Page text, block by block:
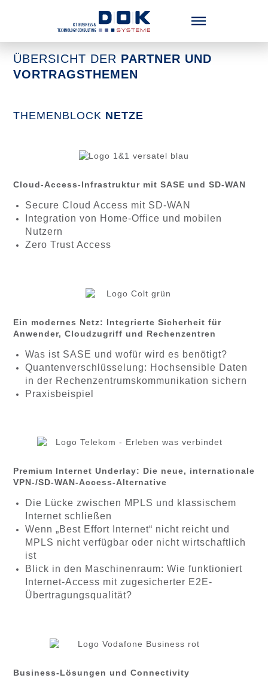
ÜBERSICHT DER PARTNER UND
VORTRAGSTHEMEN
THEMENBLOCK NETZE
Cloud-Access-Infrastruktur mit SASE und SD-WAN
Secure Cloud Access mit SD-WAN
Integration von Home-Office und mobilen
Nutzern
Zero Trust Access
Ein modernes Netz: Integrierte Sicherheit für
Anwender, Cloudzugriff und Rechenzentren
Was ist SASE und wofür wird es benötigt?
Quantenverschlüsselung: Hochsensible Daten
in der Rechenzentrumskommunikation sichern
Praxisbeispiel
Premium Internet Underlay: Die neue, internationale
VPN-/SD-WAN-Access-Alternative
Die Lücke zwischen MPLS und klassischem
Internet schließen
Wenn „Best Effort Internet“ nicht reicht und
MPLS nicht verfügbar oder nicht wirtschaftlich
ist
Blick in den Maschinenraum: Wie funktioniert
Internet-Access mit zugesicherter E2E-
Übertragungsqualität?
Business-Lösungen und Connectivity